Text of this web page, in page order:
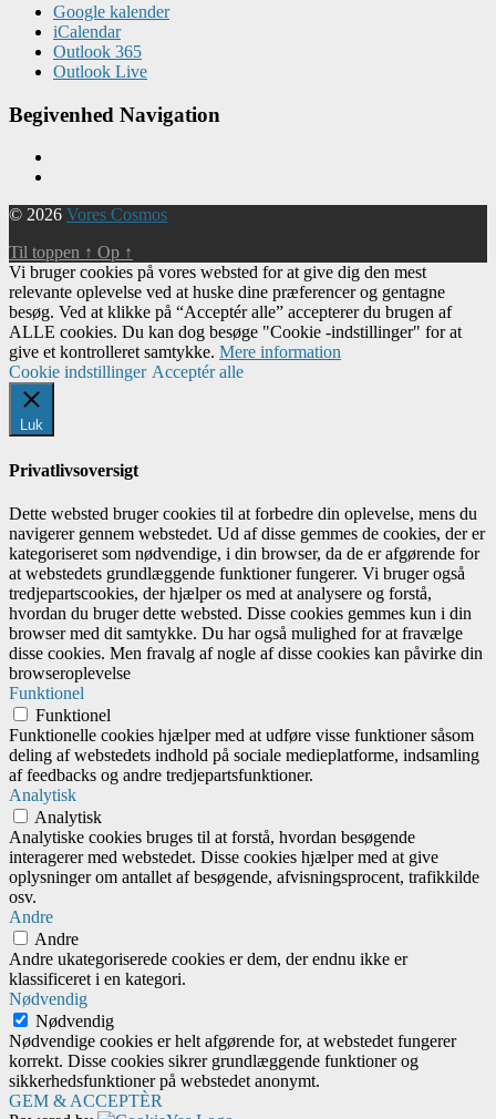
Google kalender
iCalendar
Outlook 365
Outlook Live
Begivenhed Navigation
© 2026 Vores Cosmos
Til toppen ↑ Op ↑
Vi bruger cookies på vores websted for at give dig den mest
relevante oplevelse ved at huske dine præferencer og gentagne
besøg. Ved at klikke på “Acceptér alle” accepterer du brugen af ​​
ALLE cookies. Du kan dog besøge "Cookie -indstillinger" for at
give et kontrolleret samtykke. Mere information
Cookie indstillinger Acceptér alle
Luk
Privatlivsoversigt
Dette websted bruger cookies til at forbedre din oplevelse, mens du
navigerer gennem webstedet. Ud af disse gemmes de cookies, der er
kategoriseret som nødvendige, i din browser, da de er afgørende for
at webstedets grundlæggende funktioner fungerer. Vi bruger også
tredjepartscookies, der hjælper os med at analysere og forstå,
hvordan du bruger dette websted. Disse cookies gemmes kun i din
browser med dit samtykke. Du har også mulighed for at fravælge
disse cookies. Men fravalg af nogle af disse cookies kan påvirke din
browseroplevelse
Funktionel
Funktionel
Funktionelle cookies hjælper med at udføre visse funktioner såsom
deling af webstedets indhold på sociale medieplatforme, indsamling
af feedbacks og andre tredjepartsfunktioner.
Analytisk
Analytisk
Analytiske cookies bruges til at forstå, hvordan besøgende
interagerer med webstedet. Disse cookies hjælper med at give
oplysninger om antallet af besøgende, afvisningsprocent, trafikkilde
osv.
Andre
Andre
Andre ukategoriserede cookies er dem, der endnu ikke er
klassificeret i en kategori.
Nødvendig
Nødvendig
Nødvendige cookies er helt afgørende for, at webstedet fungerer
korrekt. Disse cookies sikrer grundlæggende funktioner og
sikkerhedsfunktioner på webstedet anonymt.
GEM & ACCEPTÈR